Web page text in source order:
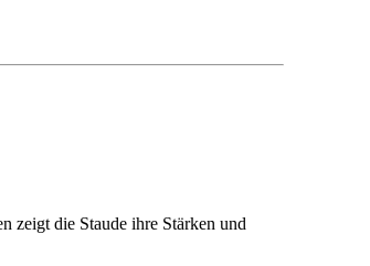
zeigt die Staude ihre Stärken und